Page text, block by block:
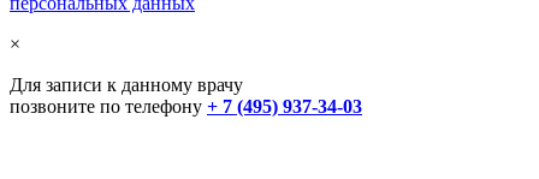
×
Для записи к данному врачу
позвоните по телефону + 7 (495) 937-34-03